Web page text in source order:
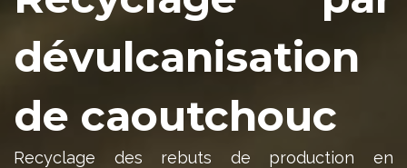
dévulcanisation
de caoutchouc
Recyclage des rebuts de production en